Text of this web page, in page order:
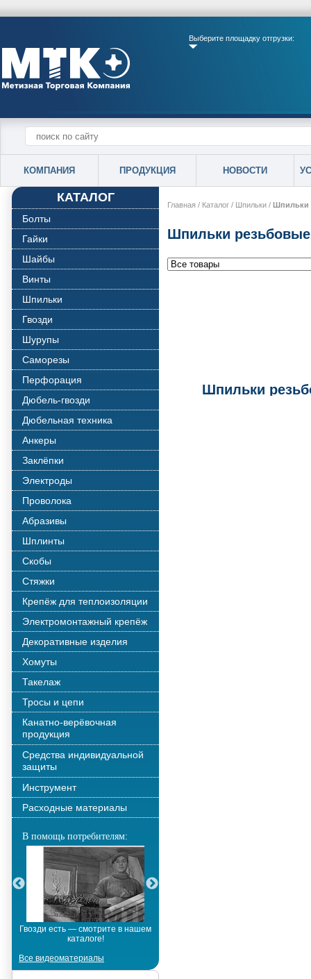
Выберите площадку отгрузки:
КОМПАНИЯ ПРОДУКЦИЯ НОВОСТИ
КАТАЛОГ
Болты
Гайки
Шайбы
Винты
Шпильки
Гвозди
Шурупы
Саморезы
Перфорация
Дюбель-гвозди
Дюбельная техника
Анкеры
Заклёпки
Электроды
Проволока
Абразивы
Шплинты
Скобы
Стяжки
Крепёж для теплоизоляции
Электромонтажный крепёж
Декоративные изделия
Хомуты
Такелаж
Тросы и цепи
Канатно-верёвочная
продукция
Средства индивидуальной
защиты
Инструмент
Расходные материалы
В помощь потребителям:
Гвозди есть — смотрите в нашем
каталоге!
Все видеоматериалы
Главная / Каталог / Шпильки / Шпильки
Шпильки
Шпильки